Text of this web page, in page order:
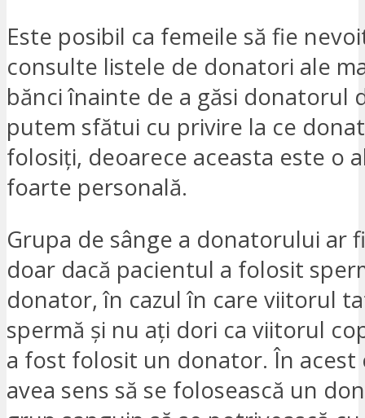
Este posibil ca femeile să fie
consulte listele de donatori ale
bănci înainte de a găsi donatorul
putem sfătui cu privire la ce
folosiți, deoarece aceasta este o
foarte personală.
Grupa de sânge a donatorului ar
doar dacă pacientul a folosit
donator, în cazul în care viitorul
spermă și nu ați dori ca viitorul
a fost folosit un donator. În acest
avea sens să se folosească un